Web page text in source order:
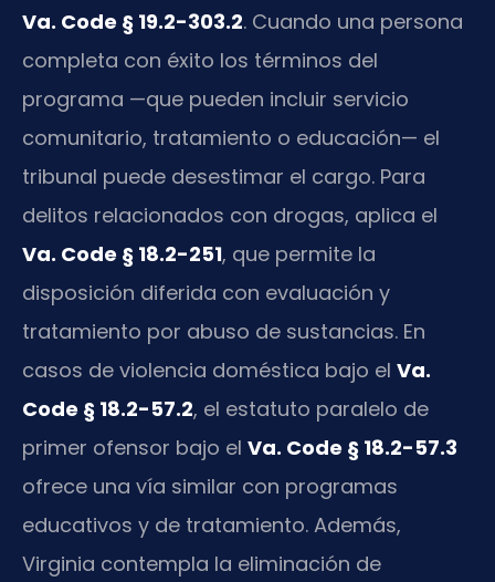
Va. Code § 19.2-303.2. Cuando una persona
completa con éxito los términos del
programa —que pueden incluir servicio
comunitario, tratamiento o educación— el
tribunal puede desestimar el cargo. Para
delitos relacionados con drogas, aplica el
Va. Code § 18.2-251, que permite la
disposición diferida con evaluación y
tratamiento por abuso de sustancias. En
casos de violencia doméstica bajo el Va.
Code § 18.2-57.2, el estatuto paralelo de
primer ofensor bajo el Va. Code § 18.2-57.3
ofrece una vía similar con programas
educativos y de tratamiento. Además,
Virginia contempla la eliminación de